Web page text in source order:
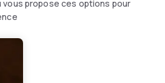
vous propose ces options pour